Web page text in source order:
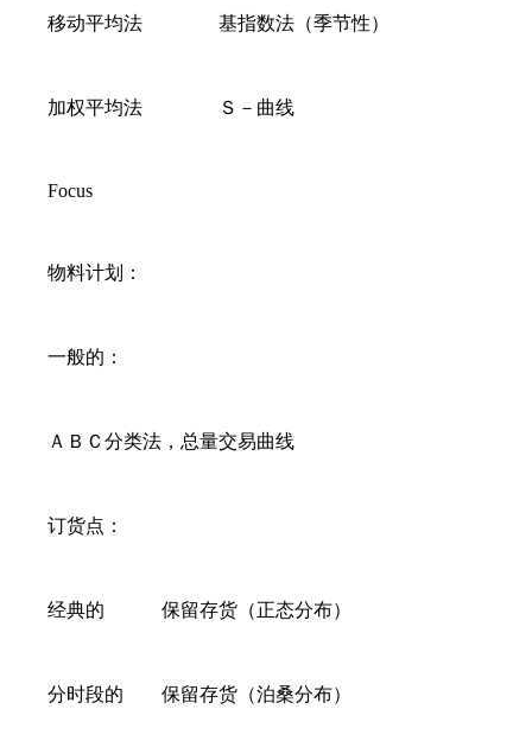
移动平均法 基指数法（季节性）
加权平均法 Ｓ－曲线
Focus
物料计划：
一般的：
ＡＢＣ分类法，总量交易曲线
订货点：
经典的 保留存货（正态分布）
分时段的 保留存货（泊桑分布）